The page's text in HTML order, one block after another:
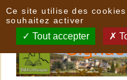
Ce site utilise des
souhaitez activer
Tout accepter